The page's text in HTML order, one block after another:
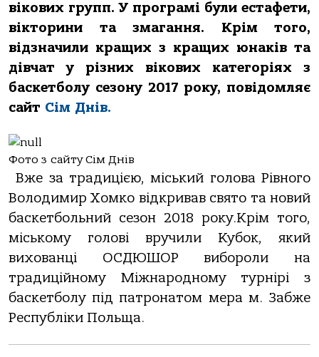
вікових групп. У програмі були естафети,
вікторини та змагання. Крім того,
відзначили кращих з кращих юнаків та
дівчат у різних вікових категоріях з
баскетболу сезону 2017 року, повідомляє
сайт Сім Днів.
Фото з сайту Сім Днів
Вже за традицією, міський голова Рівного
Володимир Хомко відкривав свято та новий
баскетбольний сезон 2018 року.Крім того,
міському голові вручили Кубок, який
вихованці ОСДЮШОР вибороли на
традиційному Міжнародному турнірі з
баскетболу під патронатом мера м. Забже
Республіки Польща.